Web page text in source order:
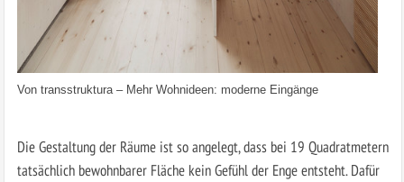
Von transstruktura– Mehr Wohnideen: moderne Eingänge
Die Gestaltung der Räume ist so angelegt, dass bei 19 Quadratmetern
tatsächlich bewohnbarer Fläche kein Gefühl der Enge entsteht. Dafür